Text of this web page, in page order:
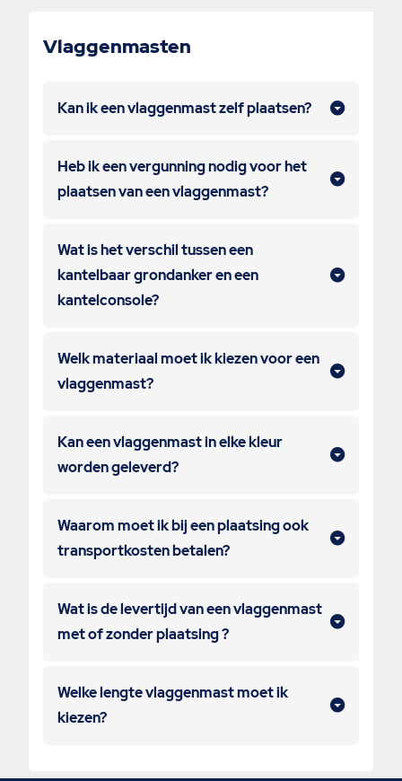
Vlaggenmasten
Kan ik een vlaggenmast zelf plaatsen?
Heb ik een vergunning nodig voor het
plaatsen van een vlaggenmast?
Wat is het verschil tussen een
kantelbaar grondanker en een
kantelconsole?
Welk materiaal moet ik kiezen voor een
vlaggenmast?
Kan een vlaggenmast in elke kleur
worden geleverd?
Waarom moet ik bij een plaatsing ook
transportkosten betalen?
Wat is de levertijd van een vlaggenmast
met of zonder plaatsing ?
Welke lengte vlaggenmast moet ik
kiezen?